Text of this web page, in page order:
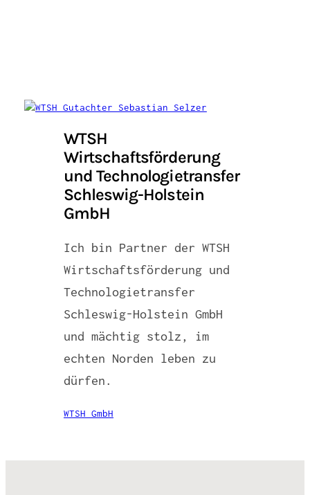
WTSH
Wirtschaftsförderung
und Technologietransfer
Schleswig-Holstein
GmbH
Ich bin Partner der WTSH
Wirtschaftsförderung und
Technologietransfer
Schleswig-Holstein GmbH
und mächtig stolz, im
echten Norden leben zu
dürfen.
WTSH GmbH